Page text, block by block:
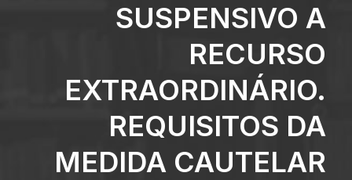
SUSPENSIVO A
RECURSO
EXTRAORDINÁRIO.
REQUISITOS DA
MEDIDA CAUTELAR